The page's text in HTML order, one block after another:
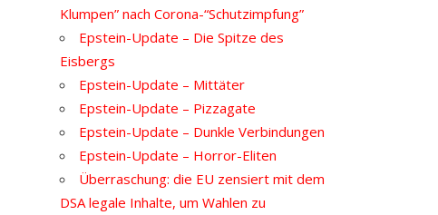
Klumpen” nach Corona-“Schutzimpfung”
Epstein-Update – Die Spitze des
Eisbergs
Epstein-Update – Mittäter
Epstein-Update – Pizzagate
Epstein-Update – Dunkle Verbindungen
Epstein-Update – Horror-Eliten
Überraschung: die EU zensiert mit dem
DSA legale Inhalte, um Wahlen zu